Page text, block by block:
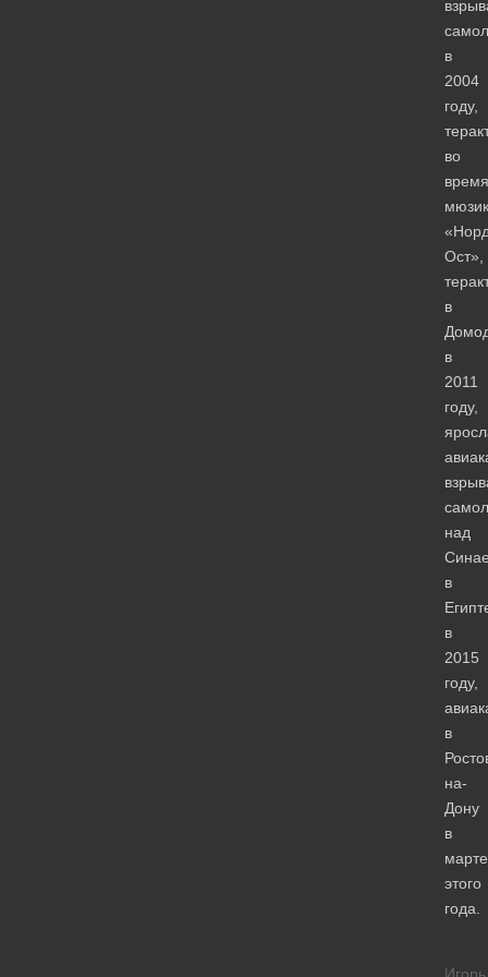
в
2004
году,
во
время
Ост»,
в
в
2011
году,
над
в
в
2015
году,
в
на-
Дону
в
марте
этого
года.
Игорь